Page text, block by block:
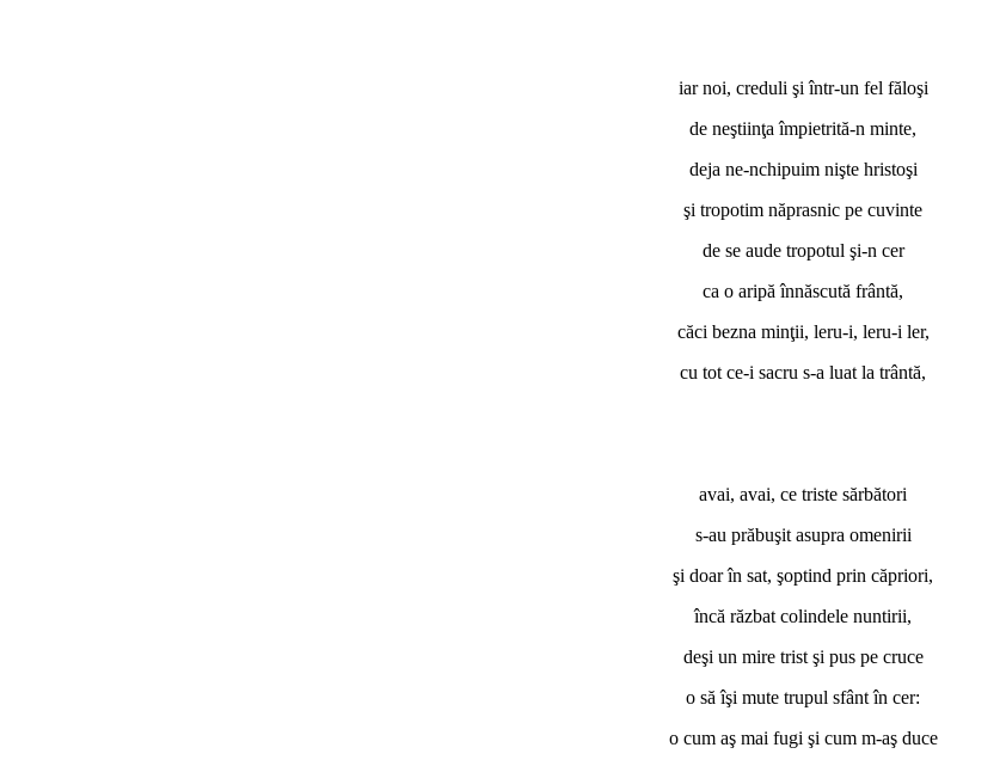
iar noi, creduli şi într-un fel făloşi
de neştiinţa împietrită-n minte,
deja ne-nchipuim nişte hristoşi
şi tropotim năprasnic pe cuvinte
de se aude tropotul şi-n cer
ca o aripă înnăscută frântă,
căci bezna minţii, leru-i, leru-i ler,
cu tot ce-i sacru s-a luat la trântă,
avai, avai, ce triste sărbători
s-au prăbuşit asupra omenirii
şi doar în sat, şoptind prin căpriori,
încă răzbat colindele nuntirii,
deşi un mire trist şi pus pe cruce
o să îşi mute trupul sfânt în cer:
o cum aş mai fugi şi cum m-aş duce